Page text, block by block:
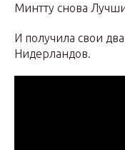
Минтту снова
И получила свои
Нидерландов.